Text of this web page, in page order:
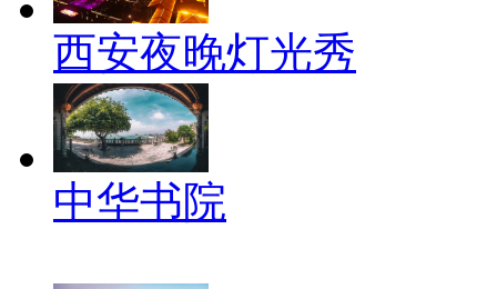
西安夜晚灯光秀
中华书院